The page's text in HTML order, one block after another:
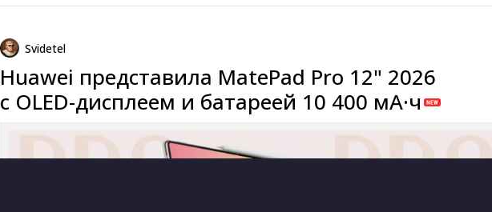
Svidetel
Huawei представила MatePad Pro 12" 2026
с OLED-дисплеем и батареей 10 400 мА·ч